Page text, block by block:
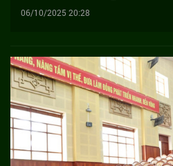
06/10/2025 20:28